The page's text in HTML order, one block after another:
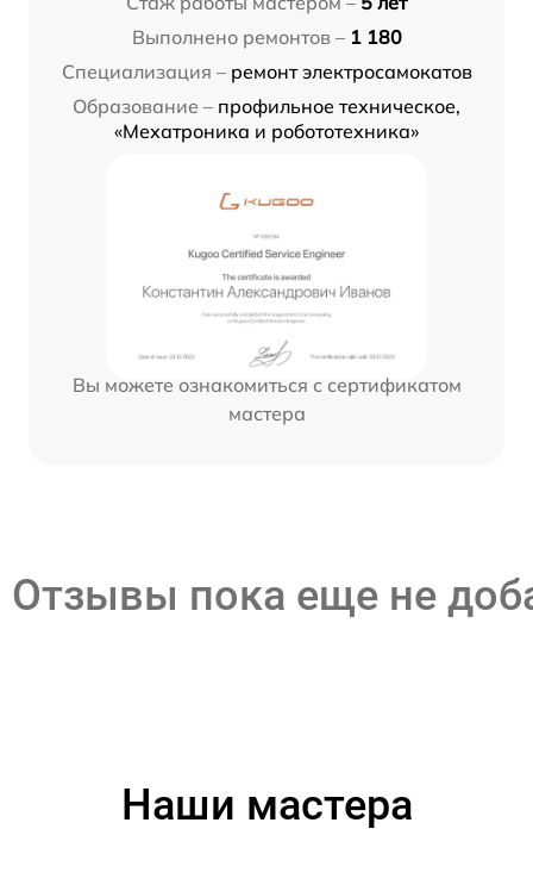
Выполнено ремонтов – 1 180
Специализация – ремонт электросамокатов
Образование – профильное техническое,
«Мехатроника и робототехника»
Вы можете ознакомиться с сертификатом
мастера
Отзывы пока еще не
Наши мастера